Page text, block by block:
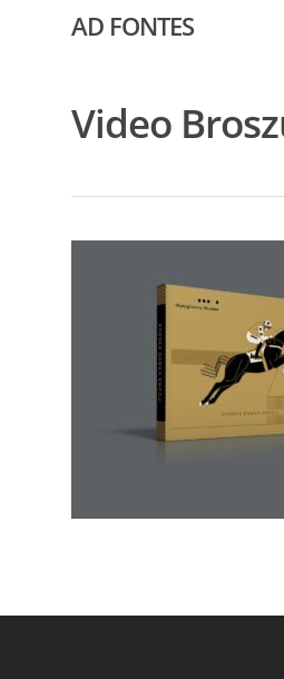
AD FONTES
Video